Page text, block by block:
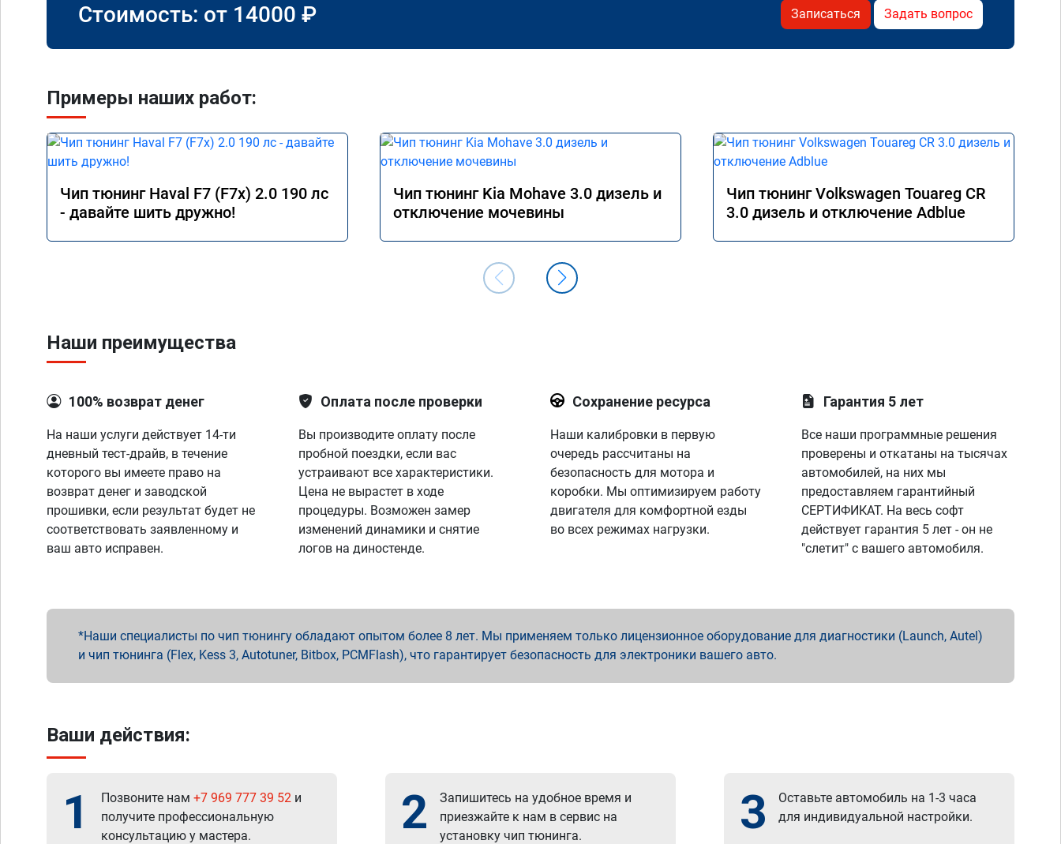
Стоимость: от 14000 ₽ Записаться Задать вопрос
Примеры наших работ:
Чип тюнинг Haval F7 (F7x) 2.0 190 лс
- давайте шить дружно!
Чип тюнинг Kia Mohave 3.0 дизель и
отключение мочевины
Чип тюнинг Volkswagen Touareg CR
3.0 дизель и отключение Adblue
Наши преимущества
100% возврат денег
На наши услуги действует 14-ти
дневный тест-драйв, в течение
которого вы имеете право на
возврат денег и заводской
прошивки, если результат будет не
соответствовать заявленному и
ваш авто исправен.
Оплата после проверки
Вы производите оплату после
пробной поездки, если вас
устраивают все характеристики.
Цена не вырастет в ходе
процедуры. Возможен замер
изменений динамики и снятие
логов на диностенде.
Сохранение ресурса
Наши калибровки в первую
очередь рассчитаны на
безопасность для мотора и
коробки. Мы оптимизируем работу
двигателя для комфортной езды
во всех режимах нагрузки.
Гарантия 5 лет
Все наши программные решения
проверены и откатаны на тысячах
автомобилей, на них мы
предоставляем гарантийный
СЕРТИФИКАТ. На весь софт
действует гарантия 5 лет - он не
"слетит" с вашего автомобиля.
Наши специалисты по чип тюнингу обладают опытом более 8 лет. Мы применяем только лицензионное оборудование для диагностики (Launch, Autel)
и чип тюнинга (Flex, Kess 3, Autotuner, Bitbox, PCMFlash), что гарантирует безопасность для электроники вашего авто.
Ваши действия:
1 Позвоните нам +7 969 777 39 52 и
получите профессиональную
консультацию у мастера.
2
Запишитесь на удобное время и
приезжайте к нам в сервис на
установку чип тюнинга.
3
Оставьте автомобиль на 1-3 часа
для индивидуальной настройки.